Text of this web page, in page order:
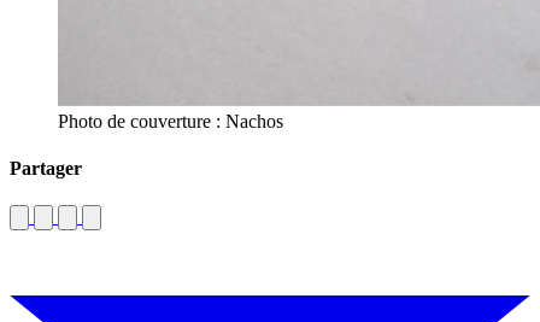
Photo de couverture : Nachos
Partager